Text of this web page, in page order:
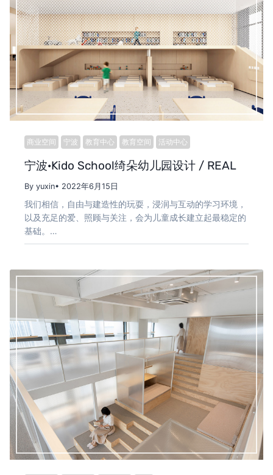
商业空间 宁波 教育中心 教育空间 活动中心
宁波·Kido School绮朵幼儿园设计 / REAL
By yuxin• 2022年6月15日
我们相信，自由与建造性的玩耍，浸润与互动的学习环境，
以及充足的爱、照顾与关注，会为儿童成长建立起最稳定的
基础。…